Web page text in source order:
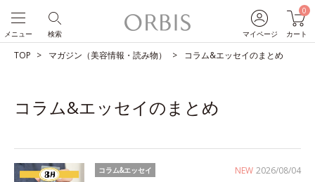
マイページ
0
カート
検索
メニュー
TOP マガジン（美容情報・読み物） コラム&エッセイのまとめ
コラム&エッセイのまとめ
NEW 2026/08/04
コラム&エッセイ